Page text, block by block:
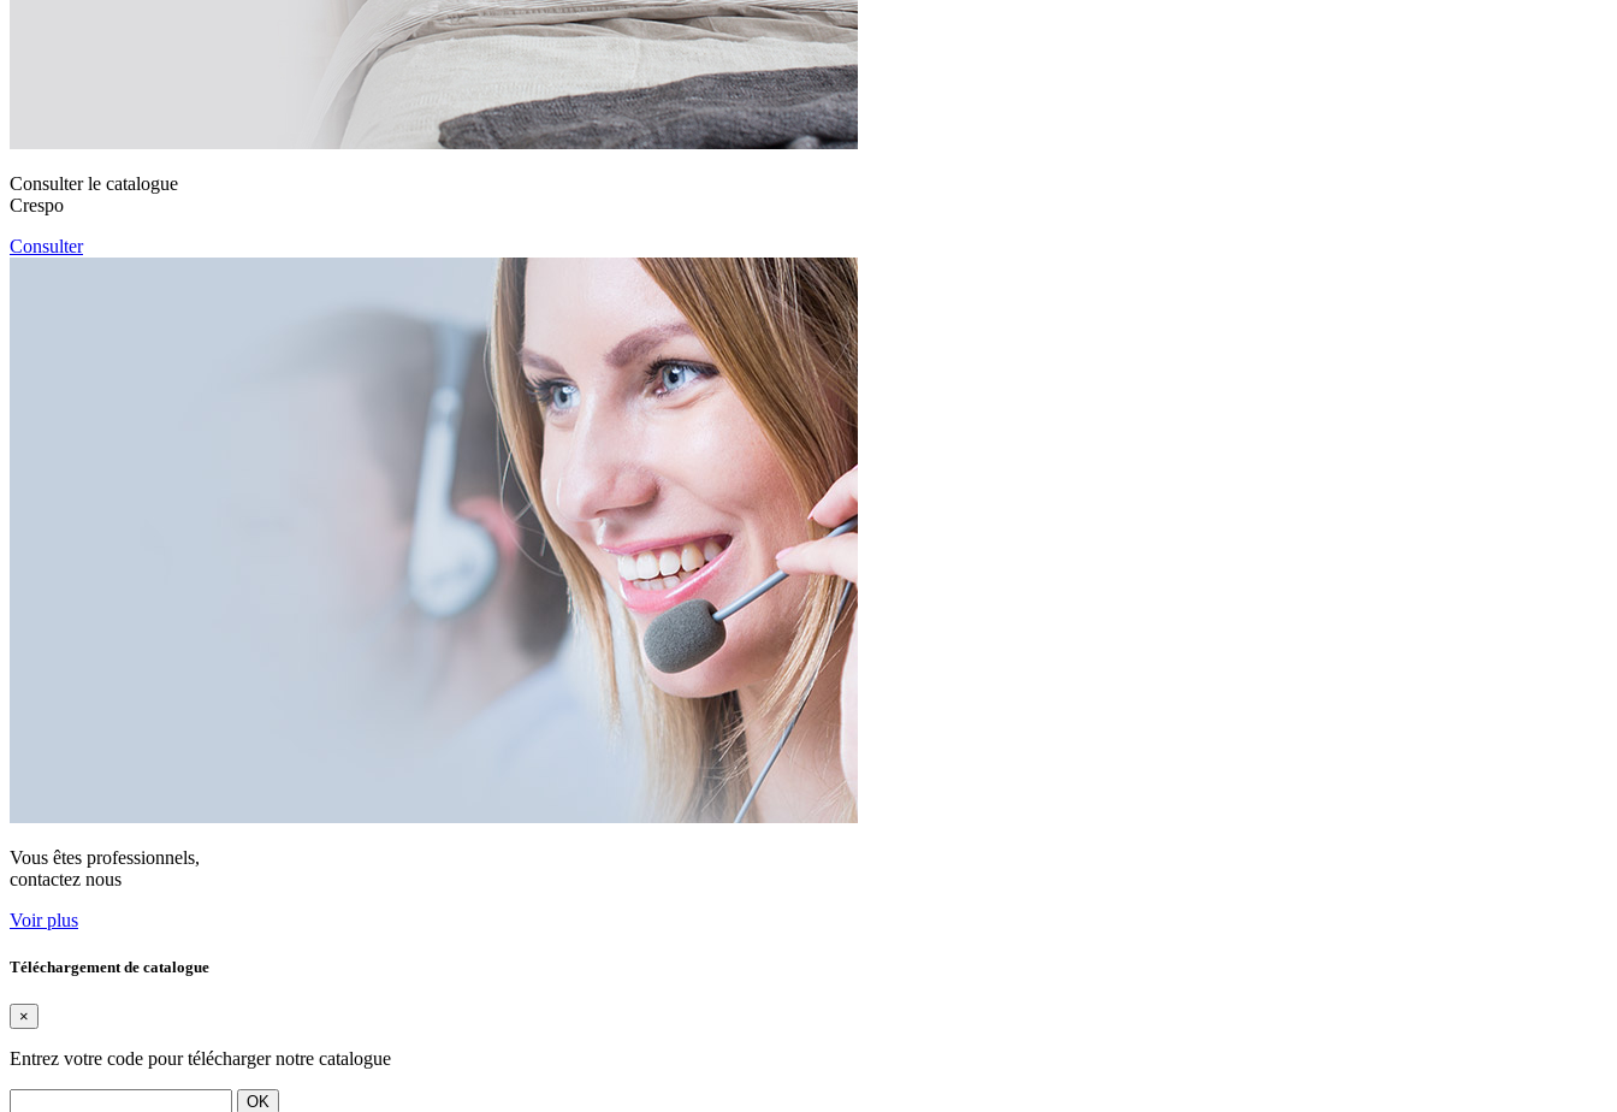
Consulter le catalogue
Crespo
Consulter
Vous êtes professionnels,
contactez nous
Voir plus
Téléchargement de catalogue
×
Entrez votre code pour télécharger notre catalogue
OK